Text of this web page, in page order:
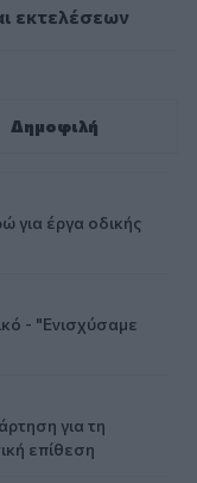
εκτελέσεων
Δημοφιλή
για έργα οδικής
- "Ενισχύσαμε
για τη
επίθεση